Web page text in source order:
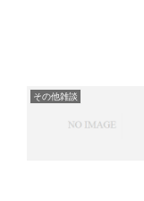
その他雑談